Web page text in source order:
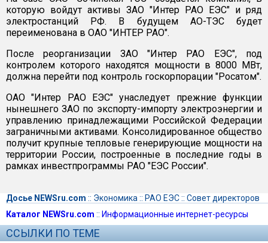
которую войдут активы ЗАО "Интер РАО ЕЭС" и ряд
электростанций РФ. В будущем АО-ТЭС будет
переименована в ОАО "ИНТЕР РАО".
После реорганизации ЗАО "Интер РАО ЕЭС", под
контролем которого находятся мощности в 8000 МВт,
должна перейти под контроль госкорпорации "Росатом".
ОАО "Интер РАО ЕЭС" унаследует прежние функции
нынешнего ЗАО по экспорту-импорту электроэнергии и
управлению принадлежащими Российской Федерации
заграничными активами. Консолидированное общество
получит крупные тепловые генерирующие мощности на
территории России, построенные в последние годы в
рамках инвестпрограммы РАО "ЕЭС России".
Досье NEWSru.com :: Экономика :: РАО ЕЭС:: Совет директоров
Каталог NEWSru.com :: Информационные интернет-ресурсы
ССЫЛКИ ПО ТЕМЕ